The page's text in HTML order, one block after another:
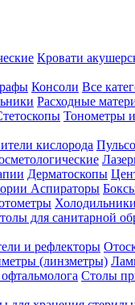
Кровати
Консоли Все
Расходные
Тонометры
кислорода
Дерматоскопы
Аспираторы
для санитарной
и рефлекторы
(линзметры)
Столы